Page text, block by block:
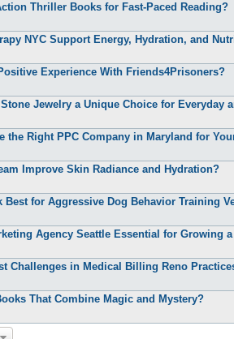
Thriller Books for Fast-Paced Reading?
NYC Support Energy, Hydration, and
Experience With Friends4Prisoners?
Jewelry a Unique Choice for Everyday
the Right PPC Company in Maryland for
Improve Skin Radiance and Hydration?
Best for Aggressive Dog Behavior Training
Agency Seattle Essential for Growing
Challenges in Medical Billing Reno
That Combine Magic and Mystery?